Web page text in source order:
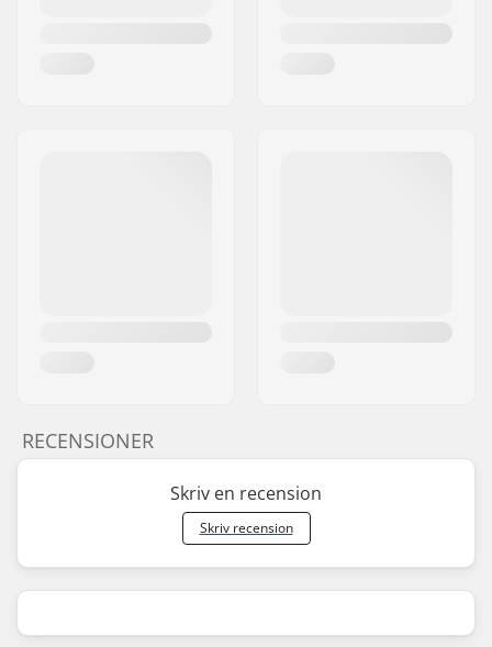
RECENSIONER
Skriv en recension
Skriv recension